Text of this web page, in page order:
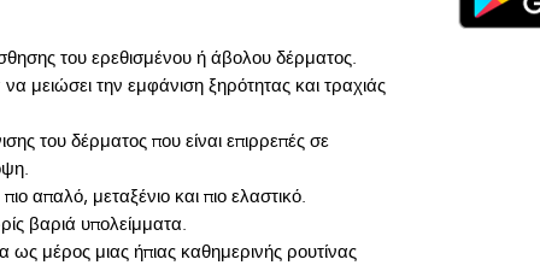
του ερεθισμένου ή άβολου δέρματος.
μειώσει την εμφάνιση ξηρότητας και τραχιάς
του δέρματος που είναι επιρρεπές σε
απαλό, μεταξένιο και πιο ελαστικό.
βαριά υπολείμματα.
μέρος μιας ήπιας καθημερινής ρουτίνας